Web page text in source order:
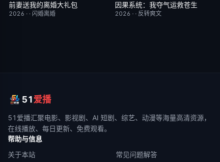
已完结
前妻送我的离婚大礼包
2026 · · 闪婚离婚
已完结
因果系统：我夺气运救苍生
2026 · · 反转爽文
51爱播
51爱播汇聚电影、影视剧、AI 短剧、综艺、动漫等海量高清资源，
在线播放、每日更新、免费观看。
帮助与信息
关于本站
常见问题解答